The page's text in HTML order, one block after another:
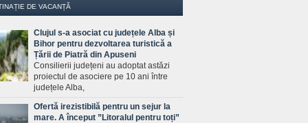
DE VACANȚĂ
Clujul s-a asociat cu județele Alba și
Bihor pentru dezvoltarea turistică a
Țării de Piatră din Apuseni
Consilierii județeni au adoptat astăzi
proiectul de asociere pe 10 ani între
județele Alba,
Ofertă irezistibilă pentru un sejur la
mare. A început ”Litoralul pentru toți”